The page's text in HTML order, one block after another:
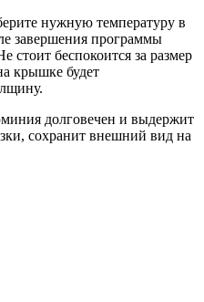
нужную температуру в
завершения программы
стоит беспокоится за размер
крышке будет
долговечен и выдержит
сохранит внешний вид на